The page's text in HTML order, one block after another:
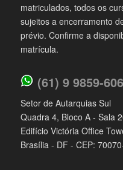
matriculados, todos os
sujeitos a encerramento
prévio. Confirme a
matrícula.
(61) 9 9859-
Setor de Autarquias Sul
Quadra 4, Bloco A - Sala
Edifício Victória Office
Brasília - DF - CEP: